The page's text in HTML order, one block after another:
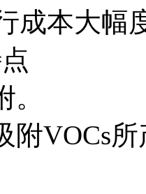
成本大幅
附VOCs